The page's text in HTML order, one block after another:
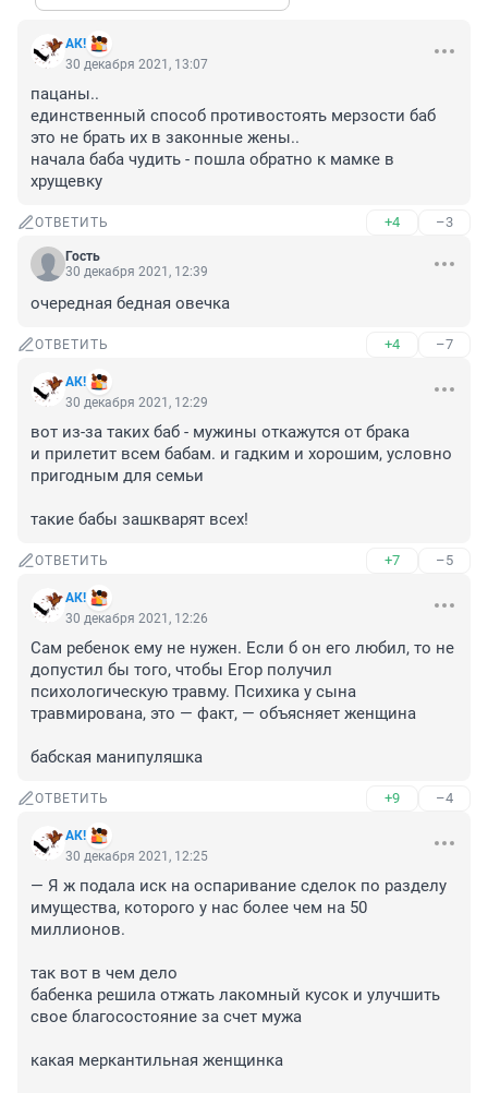
АК!
30 декабря 2021, 13:07
пацаны..
единственный способ противостоять мерзости баб
это не брать их в законные жены..
начала баба чудить - пошла обратно к мамке в
хрущевку
ОТВЕТИТЬ +4 –3
Гость
30 декабря 2021, 12:39
очередная бедная овечка
ОТВЕТИТЬ +4 –7
АК!
30 декабря 2021, 12:29
вот из-за таких баб - мужины откажутся от брака
и прилетит всем бабам. и гадким и хорошим, условно
пригодным для семьи
такие бабы зашкварят всех!
ОТВЕТИТЬ +7 –5
АК!
30 декабря 2021, 12:26
Сам ребенок ему не нужен. Если б он его любил, то не
допустил бы того, чтобы Егор получил
психологическую травму. Психика у сына
травмирована, это — факт, — объясняет женщина
бабская манипуляшка
ОТВЕТИТЬ +9 –4
АК!
30 декабря 2021, 12:25
— Я ж подала иск на оспаривание сделок по разделу
имущества, которого у нас более чем на 50
миллионов.
так вот в чем дело
бабенка решила отжать лакомный кусок и улучшить
свое благосостояние за счет мужа
какая меркантильная женщинка